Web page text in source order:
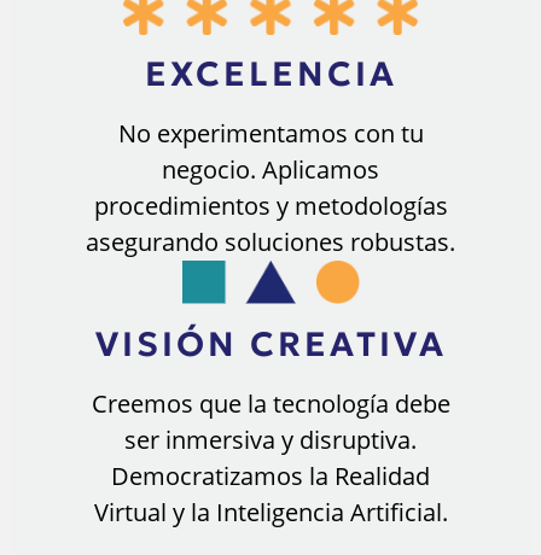
EXCELENCIA
No experimentamos con tu
negocio. Aplicamos
procedimientos y metodologías
asegurando soluciones robustas.
VISIÓN CREATIVA
Creemos que la tecnología debe
ser inmersiva y disruptiva.
Democratizamos la Realidad
Virtual y la Inteligencia Artificial.